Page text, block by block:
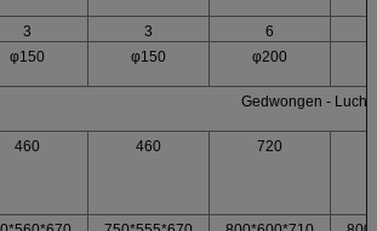
3 3
6
φ150 φ150 φ200
Gedwongen -
460 460 720